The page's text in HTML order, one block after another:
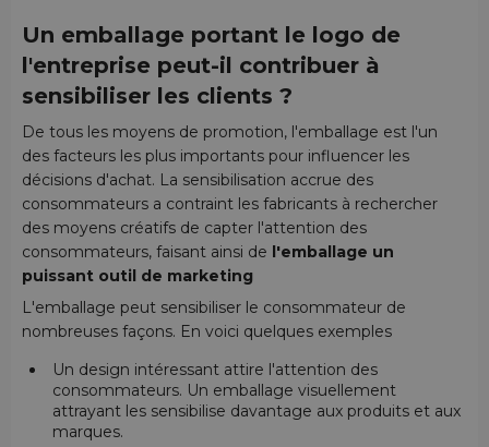
Un emballage portant le logo de
l'entreprise peut-il contribuer à
sensibiliser les clients ?
De tous les moyens de promotion, l'emballage est l'un
des facteurs les plus importants pour influencer les
décisions d'achat. La sensibilisation accrue des
consommateurs a contraint les fabricants à rechercher
des moyens créatifs de capter l'attention des
consommateurs, faisant ainsi de l'emballage un
puissant outil de marketing
L'emballage peut sensibiliser le consommateur de
nombreuses façons. En voici quelques exemples
Un design intéressant attire l'attention des
consommateurs. Un emballage visuellement
attrayant les sensibilise davantage aux produits et aux
marques.